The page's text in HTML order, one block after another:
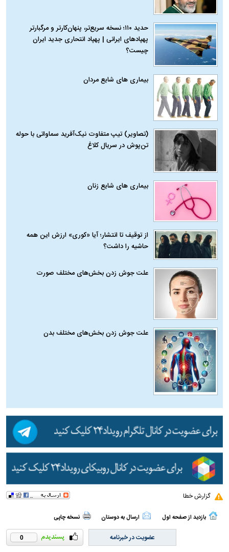
حدید ۱۱۰؛ نسخه سریع‌تر، پنهان‌کارتر و مرگبارتر
پهپادهای ایرانی | پهپاد انتحاری جدید ایران
چیست؟
بیماری‌ های شایع مردان
(تصاویر) تیپ متفاوت نیک‌آفرید سماواتی با حوله
تن‌پوش در سریال کلاغ
بیماری‌ های شایع زنان
از توقیف تا انتشار؛ آیا «کوری» ارزش این همه
حاشیه را داشت؟
علت جوش زدن بخش‌های مختلف صورت
علت جوش زدن بخش‌های مختلف بدن
گزارش خطا
بازدید از صفحه اول ارسال به دوستان نسخه چاپی
0 عضویت در خبرنامه